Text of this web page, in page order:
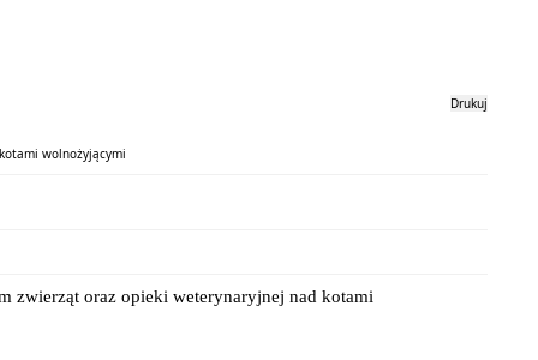
Drukuj
wolnożyjącymi
zwierząt oraz opieki weterynaryjnej nad kotami